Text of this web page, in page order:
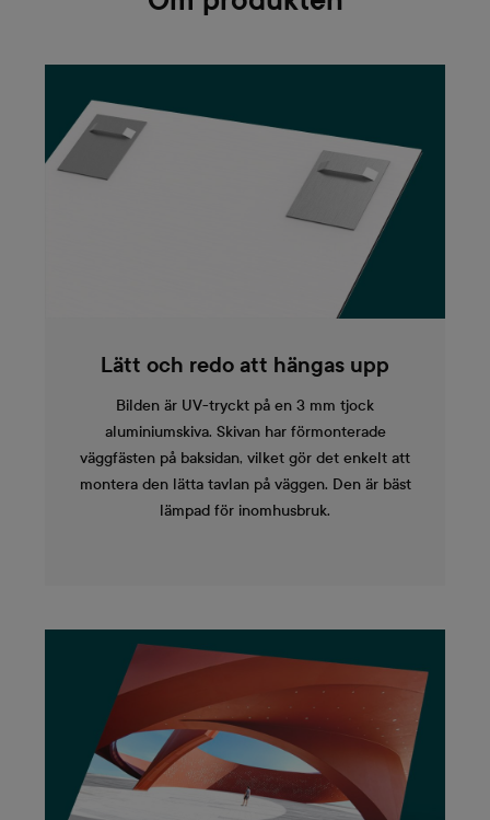
Lätt och redo att hängas upp
Bilden är UV-tryckt på en 3 mm tjock
aluminiumskiva. Skivan har förmonterade
väggfästen på baksidan, vilket gör det enkelt att
montera den lätta tavlan på väggen. Den är bäst
lämpad för inomhusbruk.